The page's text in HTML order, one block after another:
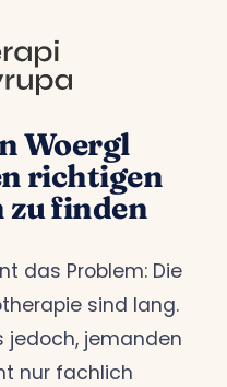
Woergl
richtigen
zu finden
das Problem: Die
sind lang.
jedoch, jemanden
nur fachlich